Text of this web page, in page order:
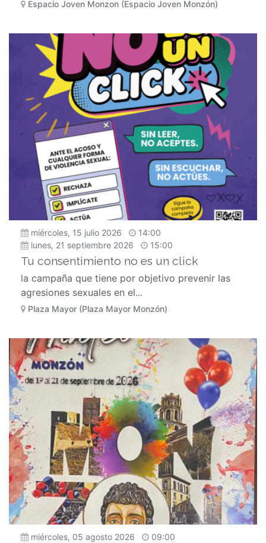
Espacio Joven Monzon (Espacio Joven Monzón)
miércoles, 15 julio 2026
14:00
lunes, 21 septiembre 2026
15:00
Tu consentimiento no es un click
la campaña que tiene por objetivo prevenir las
agresiones sexuales en el...
Plaza Mayor (Plaza Mayor Monzón)
miércoles, 05 agosto 2026
09:00